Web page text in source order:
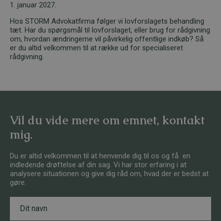
1. januar 2027.
Hos STORM Advokatfirma følger vi lovforslagets behandling
tæt. Har du spørgsmål til lovforslaget, eller brug for rådgivning
om, hvordan ændringerne vil påvirkelig offentlige indkøb? Så
er du altid velkommen til at række ud for specialiseret
rådgivning.
Vil du vide mere om emnet, kontakt
mig.
Du er altid velkommen til at henvende dig til os og få en
indledende drøftelse af din sag. Vi har stor erfaring i at
analysere situationen og give dig råd om, hvad der er bedst at
gøre.
a